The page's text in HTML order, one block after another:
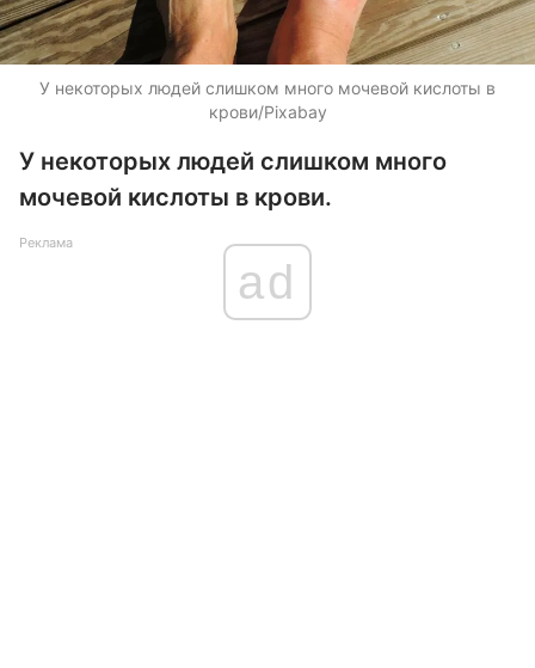
У некоторых людей слишком много мочевой кислоты в
крови/Pixabay
У некоторых людей слишком много
мочевой кислоты в крови.
Реклама
ad